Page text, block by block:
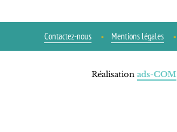
Contactez-nous Mentions légales
Réalisation ads-COM